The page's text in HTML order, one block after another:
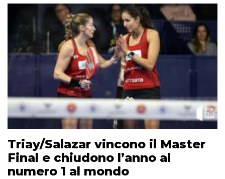
Triay/Salazar vincono il Master
Final e chiudono l’anno al
numero 1 al mondo